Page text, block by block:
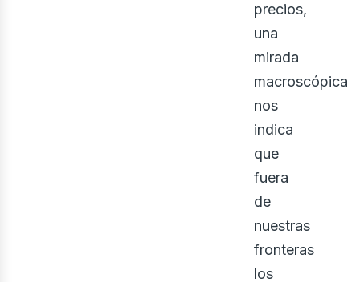
precios,
una
mirada
macroscópica
nos
indica
que
fuera
de
nuestras
fronteras
los